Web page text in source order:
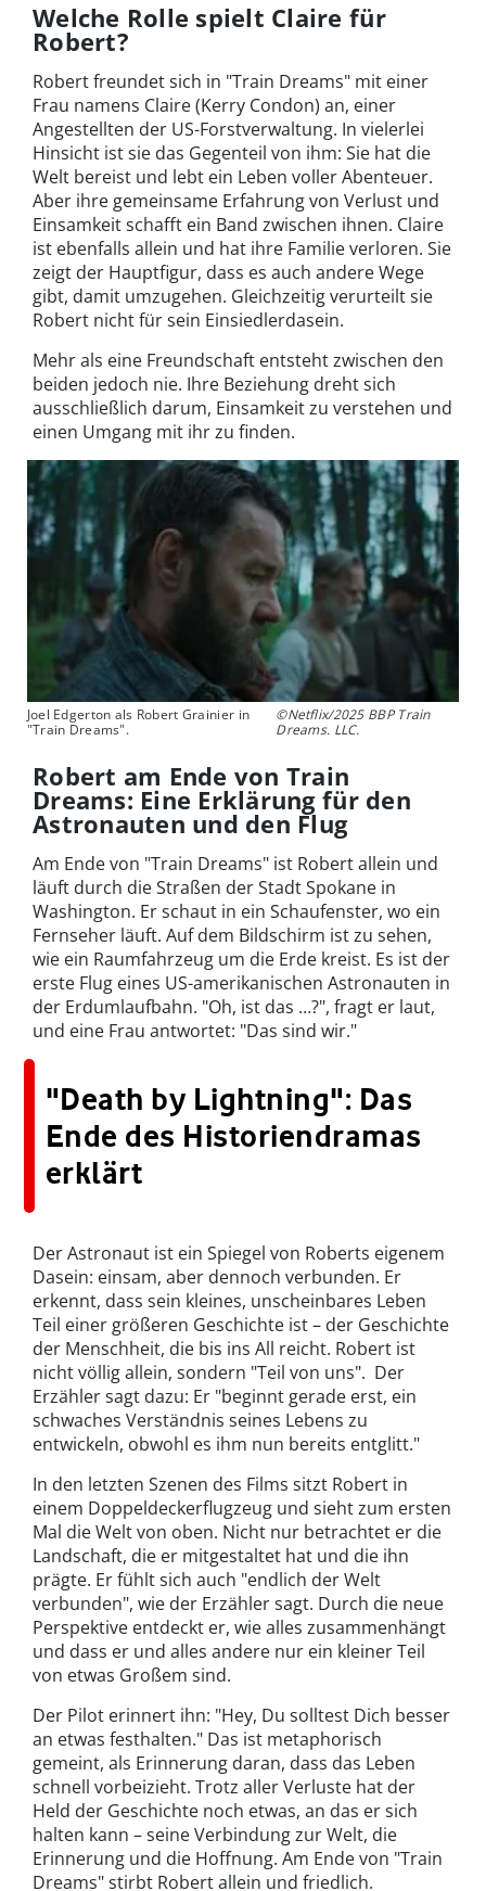
Welche Rolle spielt Claire für
Robert?
Robert freundet sich in "Train Dreams" mit einer
Frau namens Claire (Kerry Condon) an, einer
Angestellten der US-Forstverwaltung. In vielerlei
Hinsicht ist sie das Gegenteil von ihm: Sie hat die
Welt bereist und lebt ein Leben voller Abenteuer.
Aber ihre gemeinsame Erfahrung von Verlust und
Einsamkeit schafft ein Band zwischen ihnen. Claire
ist ebenfalls allein und hat ihre Familie verloren. Sie
zeigt der Hauptfigur, dass es auch andere Wege
gibt, damit umzugehen. Gleichzeitig verurteilt sie
Robert nicht für sein Einsiedlerdasein.
Mehr als eine Freundschaft entsteht zwischen den
beiden jedoch nie. Ihre Beziehung dreht sich
ausschließlich darum, Einsamkeit zu verstehen und
einen Umgang mit ihr zu finden.
Joel Edgerton als Robert Grainier in
"Train Dreams".
©Netflix/2025 BBP Train
Dreams. LLC.
Robert am Ende von Train
Dreams: Eine Erklärung für den
Astronauten und den Flug
Am Ende von "Train Dreams" ist Robert allein und
läuft durch die Straßen der Stadt Spokane in
Washington. Er schaut in ein Schaufenster, wo ein
Fernseher läuft. Auf dem Bildschirm ist zu sehen,
wie ein Raumfahrzeug um die Erde kreist. Es ist der
erste Flug eines US-amerikanischen Astronauten in
der Erdumlaufbahn. "Oh, ist das …?", fragt er laut,
und eine Frau antwortet: "Das sind wir."
"Death by Lightning": Das
Ende des Historiendramas
erklärt
Der Astronaut ist ein Spiegel von Roberts eigenem
Dasein: einsam, aber dennoch verbunden. Er
erkennt, dass sein kleines, unscheinbares Leben
Teil einer größeren Geschichte ist – der Geschichte
der Menschheit, die bis ins All reicht. Robert ist
nicht völlig allein, sondern "Teil von uns". Der
Erzähler sagt dazu: Er "beginnt gerade erst, ein
schwaches Verständnis seines Lebens zu
entwickeln, obwohl es ihm nun bereits entglitt."
In den letzten Szenen des Films sitzt Robert in
einem Doppeldeckerflugzeug und sieht zum ersten
Mal die Welt von oben. Nicht nur betrachtet er die
Landschaft, die er mitgestaltet hat und die ihn
prägte. Er fühlt sich auch "endlich der Welt
verbunden", wie der Erzähler sagt. Durch die neue
Perspektive entdeckt er, wie alles zusammenhängt
und dass er und alles andere nur ein kleiner Teil
von etwas Großem sind.
Der Pilot erinnert ihn: "Hey, Du solltest Dich besser
an etwas festhalten." Das ist metaphorisch
gemeint, als Erinnerung daran, dass das Leben
schnell vorbeizieht. Trotz aller Verluste hat der
Held der Geschichte noch etwas, an das er sich
halten kann – seine Verbindung zur Welt, die
Erinnerung und die Hoffnung. Am Ende von "Train
Dreams" stirbt Robert allein und friedlich.